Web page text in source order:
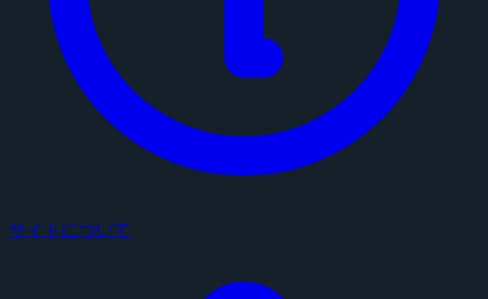
サイトについて